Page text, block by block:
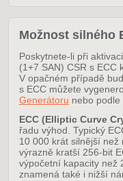
Možnost silného
Poskytnete-li při
(1+7 SAN) CSR s ECC
V opačném případě
s ECC můžete
Generátoru nebo podle
ECC (Elliptic Curve
řadu výhod. Typický
10 000 krát silnější než
výrazně kratší 256-bit
výpočetní kapacity než
znamená také i nižší